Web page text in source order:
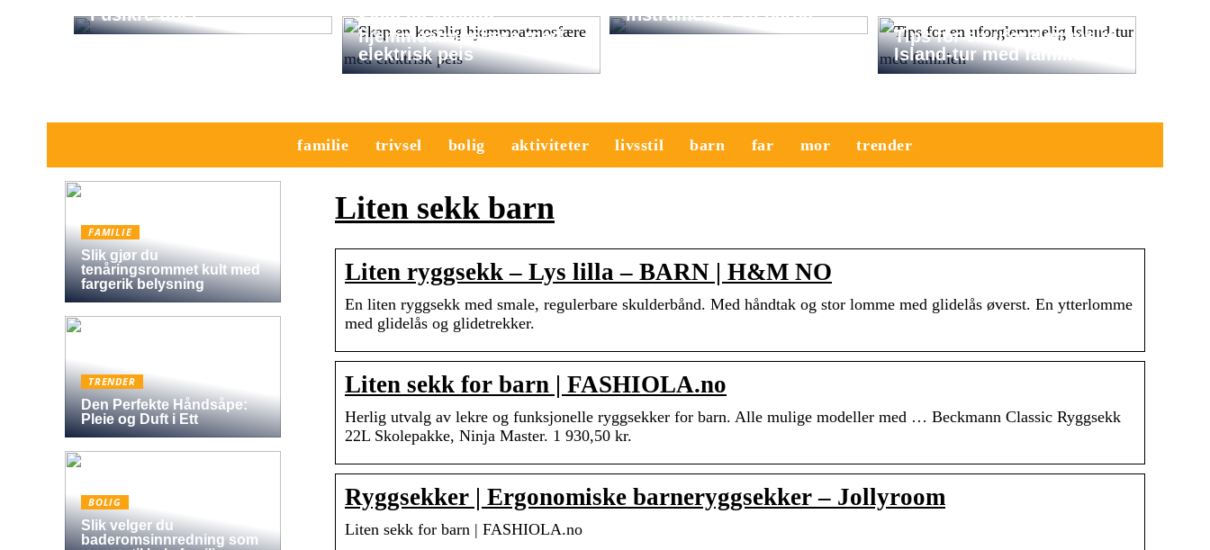
i usikre tider
Skap en koselig
hjemmeatmosfære med
elektrisk peis
instrumenter til barna
Tips for en uforglemmelig
Island-tur med familien
familie trivsel bolig aktiviteter livsstil barn far mor trender
Liten sekk barn
Liten ryggsekk – Lys lilla – BARN | H&M NO
En liten ryggsekk med smale, regulerbare skulderbånd. Med håndtak og stor lomme med glidelås øverst. En ytterlomme
med glidelås og glidetrekker.
Liten sekk for barn | FASHIOLA.no
Herlig utvalg av lekre og funksjonelle ryggsekker for barn. Alle mulige modeller med … Beckmann Classic Ryggsekk
22L Skolepakke, Ninja Master. 1 930,50 kr.
Ryggsekker | Ergonomiske barneryggsekker – Jollyroom
Liten sekk for barn | FASHIOLA.no
FAMILIE
Slik gjør du
tenåringsrommet kult med
fargerik belysning
TRENDER
Den Perfekte Håndsåpe:
Pleie og Duft i Ett
BOLIG
Slik velger du
baderomsinnredning som